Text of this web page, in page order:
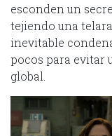
esconden un
tejiendo una
inevitable
pocos para evitar
global.